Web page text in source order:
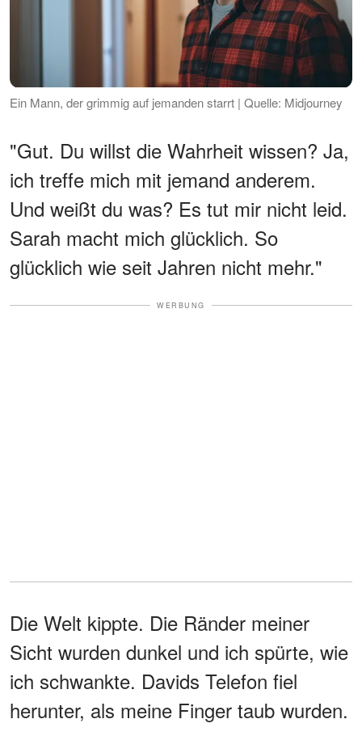
Ein Mann, der grimmig auf jemanden starrt | Quelle: Midjourney
"Gut. Du willst die Wahrheit wissen? Ja,
ich treffe mich mit jemand anderem.
Und weißt du was? Es tut mir nicht leid.
Sarah macht mich glücklich. So
glücklich wie seit Jahren nicht mehr."
WERBUNG
Die Welt kippte. Die Ränder meiner
Sicht wurden dunkel und ich spürte, wie
ich schwankte. Davids Telefon fiel
herunter, als meine Finger taub wurden.